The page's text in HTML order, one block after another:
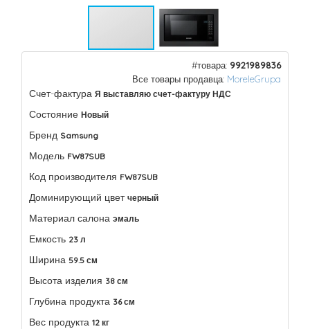
#товара: 9921989836
Все товары продавца: MoreleGrupa
Счет-фактура Я выставляю счет-фактуру НДС
Состояние Новый
Бренд Samsung
Модель FW87SUB
Код производителя FW87SUB
Доминирующий цвет черный
Материал салона эмаль
Емкость 23 л
Ширина 59.5 см
Высота изделия 38 см
Глубина продукта 36 см
Вес продукта 12 кг